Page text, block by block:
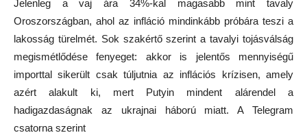
Jelenleg a vaj ára 34%-kal magasabb mint tavaly
Oroszországban, ahol az infláció mindinkább próbára teszi a
lakosság türelmét. Sok szakértő szerint a tavalyi tojásválság
megismétlődése fenyeget: akkor is jelentős mennyiségű
importtal sikerült csak túljutnia az inflációs krízisen, amely
azért alakult ki, mert Putyin mindent alárendel a
hadigazdaságnak az ukrajnai háború miatt. A Telegram
csatorna szerint